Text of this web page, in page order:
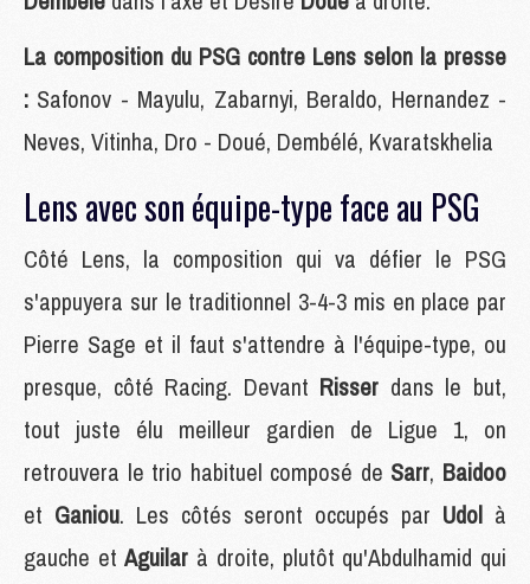
La composition du PSG contre Lens selon la presse
: Safonov - Mayulu, Zabarnyi, Beraldo, Hernandez -
Neves, Vitinha, Dro - Doué, Dembélé, Kvaratskhelia
Lens avec son équipe-type face au PSG
Côté Lens, la composition qui va défier le PSG
s'appuyera sur le traditionnel 3-4-3 mis en place par
Pierre Sage et il faut s'attendre à l'équipe-type, ou
presque, côté Racing. Devant Risser dans le but,
tout juste élu meilleur gardien de Ligue 1, on
retrouvera le trio habituel composé de Sarr, Baidoo
et Ganiou. Les côtés seront occupés par Udol à
gauche etAguilar à droite, plutôt qu'Abdulhamid qui